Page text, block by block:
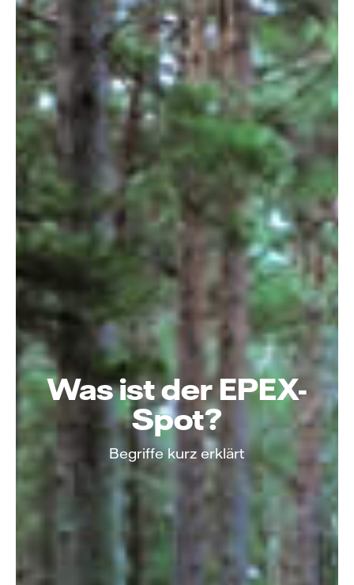
Was ist der EPEX-
Spot?
Begriffe kurz erklärt